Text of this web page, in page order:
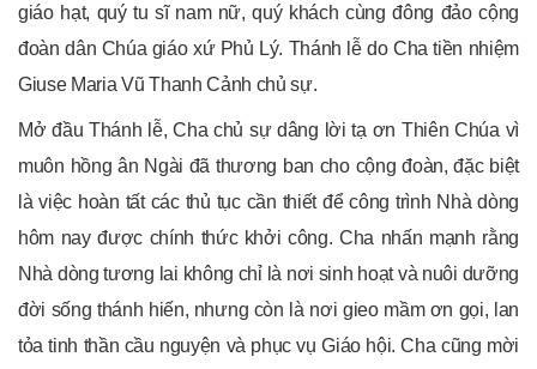
giáo hạt, quý tu sĩ nam nữ, quý khách cùng đông đảo cộng
đoàn dân Chúa giáo xứ Phủ Lý. Thánh lễ do Cha tiền nhiệm
Giuse Maria Vũ Thanh Cảnh chủ sự.
Mở đầu Thánh lễ, Cha chủ sự dâng lời tạ ơn Thiên Chúa vì
muôn hồng ân Ngài đã thương ban cho cộng đoàn, đặc biệt
là việc hoàn tất các thủ tục cần thiết để công trình Nhà dòng
hôm nay được chính thức khởi công. Cha nhấn mạnh rằng
Nhà dòng tương lai không chỉ là nơi sinh hoạt và nuôi dưỡng
đời sống thánh hiến, nhưng còn là nơi gieo mầm ơn gọi, lan
tỏa tinh thần cầu nguyện và phục vụ Giáo hội. Cha cũng mời